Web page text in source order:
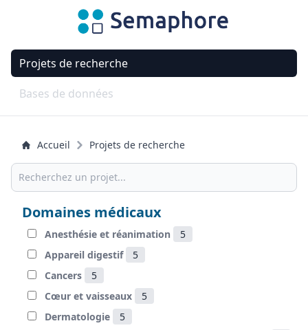
Projets de recherche
Bases de données
Accueil Projets de recherche
Domaines médicaux
Anesthésie et réanimation
5
Appareil digestif
5
Cancers
5
Cœur et vaisseaux
5
Dermatologie
5